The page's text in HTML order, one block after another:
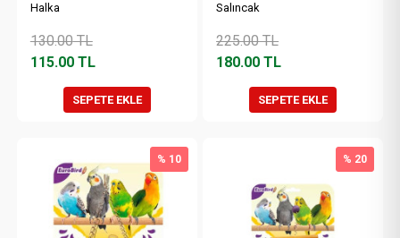
Halka
130.00TL
115.00TL
SEPETE EKLE
Salıncak
225.00TL
180.00 TL
SEPETE EKLE
% 10 % 20